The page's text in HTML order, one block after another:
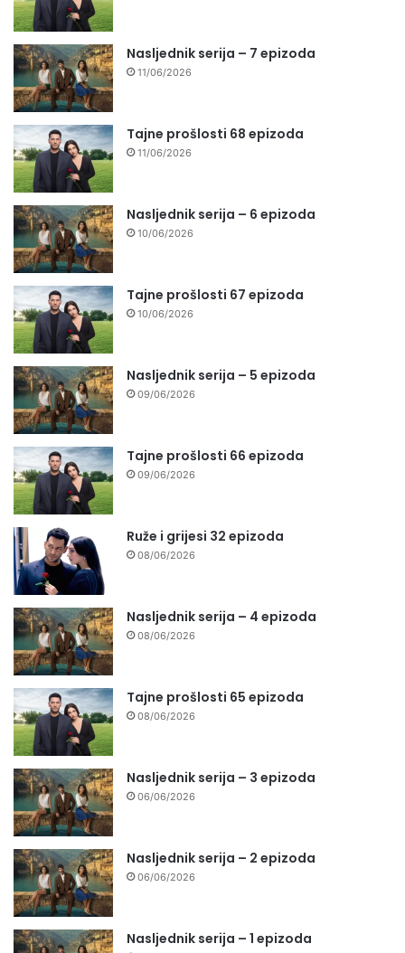
Nasljednik serija – 7 epizoda
11/06/2026
Tajne prošlosti 68 epizoda
11/06/2026
Nasljednik serija – 6 epizoda
10/06/2026
Tajne prošlosti 67 epizoda
10/06/2026
Nasljednik serija – 5 epizoda
09/06/2026
Tajne prošlosti 66 epizoda
09/06/2026
Ruže i grijesi 32 epizoda
08/06/2026
Nasljednik serija – 4 epizoda
08/06/2026
Tajne prošlosti 65 epizoda
08/06/2026
Nasljednik serija – 3 epizoda
06/06/2026
Nasljednik serija – 2 epizoda
06/06/2026
Nasljednik serija – 1 epizoda